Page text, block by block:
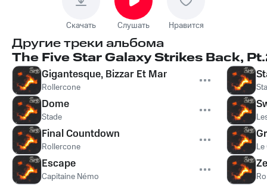
Скачать Слушать Нравится
Другие треки альбома
The Five Star Galaxy Strikes Back,
Gigantesque, Bizzar Et Mangnifique
Rollercone
Dome
Stade
Final Countdown
Rollercone
Escape
Capitaine Némo